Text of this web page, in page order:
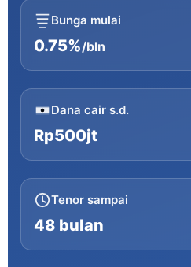
Bunga mulai
0.75%/bln
Dana cair s.d.
Rp500jt
Tenor sampai
48 bulan